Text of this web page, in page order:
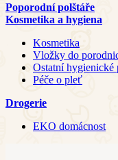
Poporodní polštáře
Kosmetika a hygiena
Kosmetika
Vložky do
Ostatní hygienické
Péče o pleť
Drogerie
EKO domácnost